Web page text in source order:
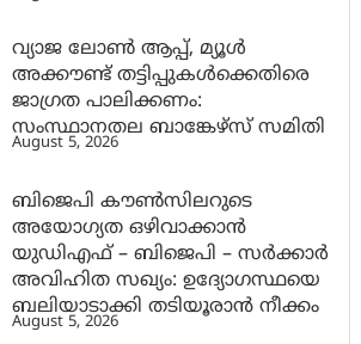
വ്യാജ ലോൺ ആപ്പ്, മ്യൂൾ
അക്കൗണ്ട് തട്ടിപ്പുകൾക്കെതിരെ
ജാ​ഗ്രത പാലിക്കണം:
സംസ്ഥാനതല ബാങ്കേഴ്സ് സമിതി
August 5, 2026
ബിജെപി കൗൺസിലറുടെ
അയോഗ്യത ഒഴിവാക്കാൻ
യുഡിഎഫ് – ബിജെപി – സർക്കാർ
അവിഹിത സഖ്യം: ഉദ്യോഗസ്ഥയെ
ബലിയാടാക്കി തടിയൂരാൻ നീക്കം
August 5, 2026